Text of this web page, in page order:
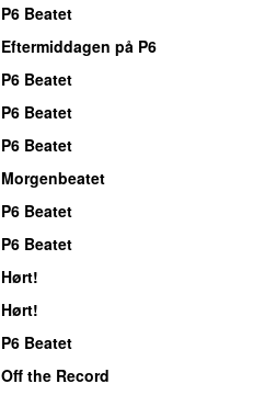
P6 Beatet
Eftermiddagen på P6
P6 Beatet
P6 Beatet
P6 Beatet
Morgenbeatet
P6 Beatet
P6 Beatet
Hørt!
Hørt!
P6 Beatet
Off the Record